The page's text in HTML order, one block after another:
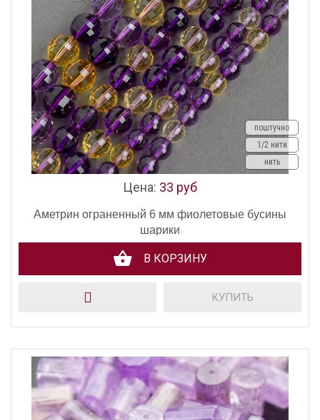
поштучно
1/2 нити
нить
Цена: 33 руб
Аметрин ограненный 6 мм фиолетовые бусины
шарики
В КОРЗИНУ
КУПИТЬ